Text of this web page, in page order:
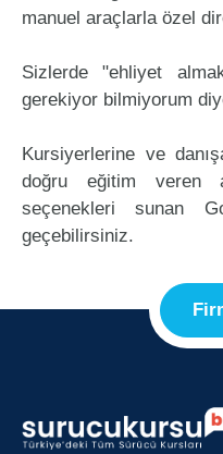
manuel araçlarla özel
Sizlerde "ehliyet
gerekiyor bilmiyorum
Kursiyerlerine ve
doğru eğitim veren
seçenekleri sunan
geçebilirsiniz.